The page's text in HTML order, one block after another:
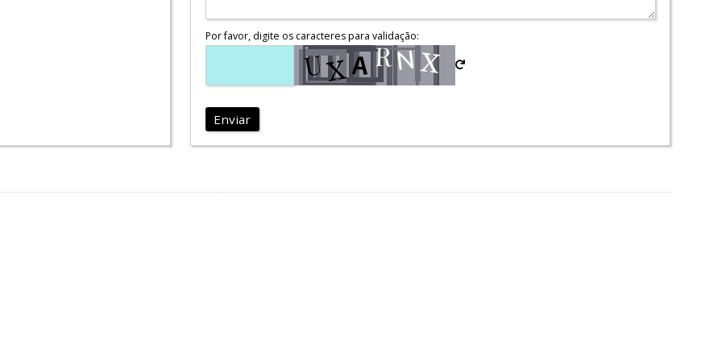
Por favor, digite os caracteres para validação:
Enviar